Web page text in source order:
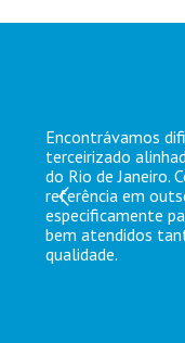
Encontrávamos
terceirizado
do Rio de Janeiro.
referência em
especificamente
bem atendidos
qualidade.